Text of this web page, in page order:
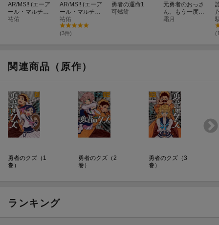
AR/MS!! (エーア
ール・マルチプ
ルサヴァイヴ)
祐佑
AR/MS!! (エーア
ール・マルチプ
ルサヴァイヴ)
(5)
祐佑
(3件)
勇者の運命1
可燃餅
元勇者のおっさ
ん、もう一度世
界を救う（1）
霜月
関連商品（原作）
勇者のクズ（1
巻）
勇者のクズ（2
巻）
勇者のクズ（3
巻）
ランキング